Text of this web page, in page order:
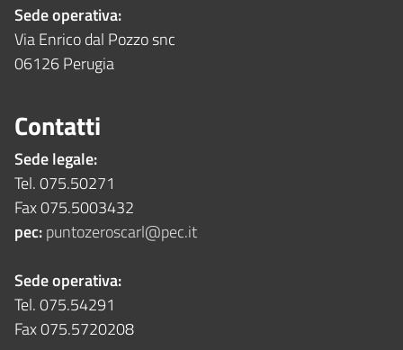
Sede operativa:
Via Enrico dal Pozzo snc
06126 Perugia
Contatti
Sede legale:
Tel. 075.50271
Fax 075.5003432
pec:puntozeroscarl@pec.it
Sede operativa:
Tel. 075.54291
Fax 075.5720208